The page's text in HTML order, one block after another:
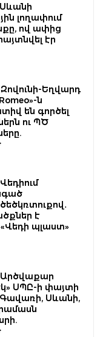
լողափում
ով ափից
էր
Եղվարդ
ն
են գործել
ու ՊԾ
է
պլաստ»
Արծվաքար
ՍՊԸ-ի փայտի
Սևանի,